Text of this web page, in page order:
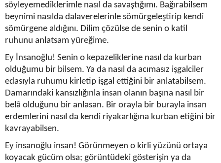
söyleyemediklerimle nasıl da savaştığımı. Bağırabilsem
beynimi nasılda dalaverelerinle sömürgeleştirip kendi
sömürgene aldığını. Dilim çözülse de senin o katil
ruhunu anlatsam yüreğime.
Ey İnsanoğlu! Senin o kepazeliklerine nasıl da kurban
olduğumu bir bilsem. Ya da nasıl da acımasız işgalciler
edasıyla ruhumu kirletip işgal ettiğini bir anlatabilsem.
Damarındaki kansızlığınla insan olanın başına nasıl bir
belâ olduğunu bir anlasan. Bir orayla bir burayla insan
erdemlerini nasıl da kendi riyakarlığına kurban etiğini bir
kavrayabilsen.
Ey insanoğlu insan! Görünmeyen o kirli yüzünü ortaya
koyacak gücüm olsa; görüntüdeki gösterişin ya da